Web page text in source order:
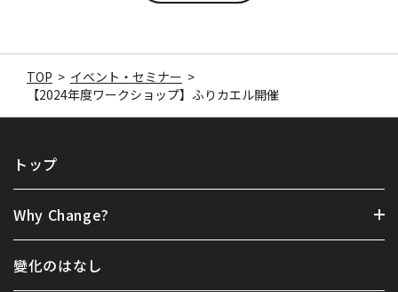
TOP > イベント・セミナー >
【2024年度ワークショップ】ふりカエル開催
トップ
Why Change?
變化のはなし